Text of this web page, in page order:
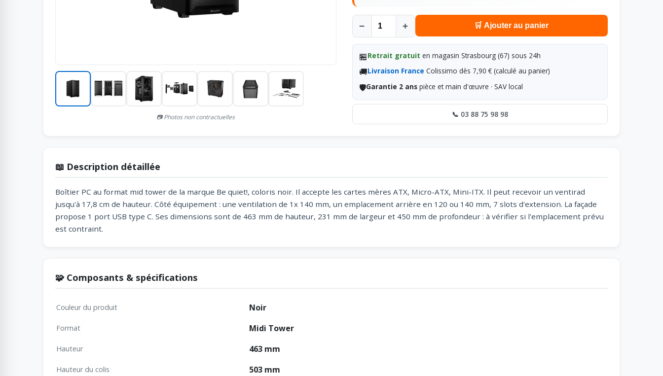
📷 Photos non contractuelles
− + 🛒 Ajouter au panier
🏪Retrait gratuit en magasin Strasbourg (67) sous 24h
🚚Livraison France Colissimo dès 7,90 € (calculé au panier)
🛡️Garantie 2 ans pièce et main d'œuvre · SAV local
📞 03 88 75 98 98
📖 Description détaillée
Boîtier PC au format mid tower de la marque Be quiet!, coloris noir. Il accepte les cartes mères ATX, Micro-ATX, Mini-ITX. Il peut recevoir un ventirad
jusqu'à 17,8 cm de hauteur. Côté équipement : une ventilation de 1x 140 mm, un emplacement arrière en 120 ou 140 mm, 7 slots d'extension. La façade
propose 1 port USB type C. Ses dimensions sont de 463 mm de hauteur, 231 mm de largeur et 450 mm de profondeur : à vérifier si l'emplacement prévu
est contraint.
🧩 Composants & spécifications
Couleur du produit Noir
Format Midi Tower
Hauteur 463 mm
Hauteur du colis 503 mm